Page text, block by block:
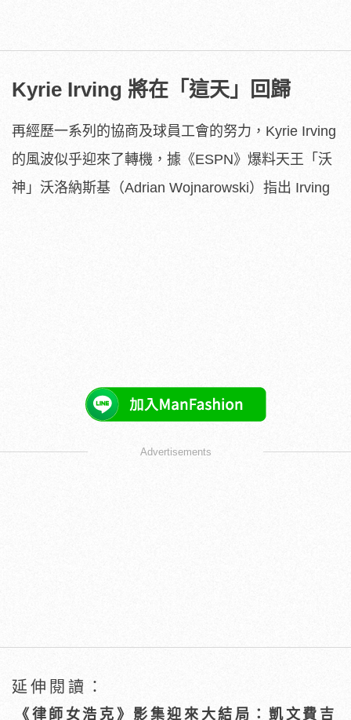
Kyrie Irving 將在「這天」回歸
再經歷一系列的協商及球員工會的努力，Kyrie Irving
的風波似乎迎來了轉機，據《ESPN》爆料天王「沃
神」沃洛納斯基（Adrian Wojnarowski）指出 Irving
Advertisements
延伸閱讀：
《律師女浩克》影集迎來大結局：凱文費吉